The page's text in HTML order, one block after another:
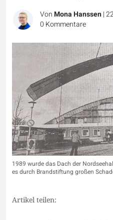
VonMona Hanssen|
0 Kommentare
1989 wurde das Dach der
es durch Brandstiftung großen
Artikel teilen: